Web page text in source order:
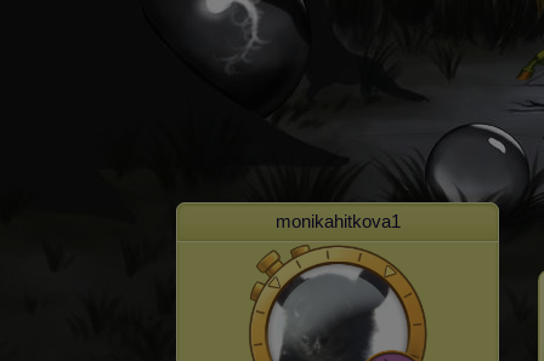
monikahitkova1